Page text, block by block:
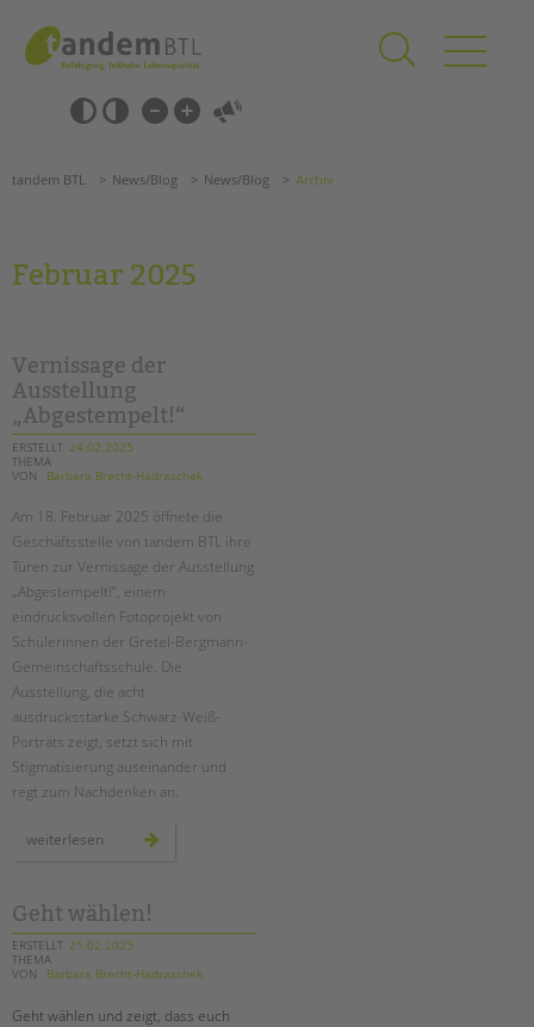
springen
Barrierefrei-
Einstellungen
überspringen
überspringen
Förderzentren
Kollegs
EFöB
Schulbezogene Sozialarbeit
Tagesgruppen
HILFEN ZUR ERZIEHUNG
EINGLIEDERUNGSHILFE
BETREUTES WOHNEN
TANDEM BTL AKADEMIE
Zertfikatskurse
Seminarkalender
Seminarräume
STADTTEILARBEIT
Bereiche im Überblick
Kinder- und Jugendschutz
Unsere Videos
Gesellschafter VdK
tandem BTL News/Blog News/Blog Archiv
Februar 2025
Vernissage der
Ausstellung
„Abgestempelt!“
ERSTELLT 24.02.2025
THEMA
VON
Barbara Brecht-Hadraschek
Am 18. Februar 2025 öffnete die
Geschäftsstelle von tandem BTL ihre
Türen zur Vernissage der Ausstellung
„Abgestempelt!“, einem
eindrucksvollen Fotoprojekt von
Schülerinnen der Gretel-Bergmann-
Gemeinschaftsschule. Die
Ausstellung, die acht
ausdrucksstarke Schwarz-Weiß-
Porträts zeigt, setzt sich mit
Stigmatisierung auseinander und
regt zum Nachdenken an.
weiterlesen vernissage
Geht wählen!
ERSTELLT 21.02.2025
THEMA
VON
Barbara Brecht-Hadraschek
Geht wählen und zeigt, dass euch